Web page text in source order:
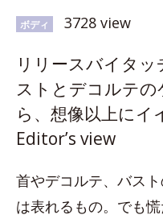
ボディ 3728 view
リリースバイタ
ストとデコルテ
ら、想像以上にイ
Editor’s view
首やデコルテ、バス
は表れるもの。でも